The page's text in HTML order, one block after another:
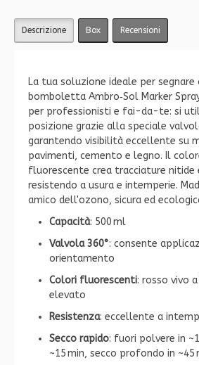
Descrizione Box Recensioni
La tua soluzione ideale per segnare
bomboletta Ambro‑Sol Marker
per professionisti e fai-da-te: si
posizione grazie alla speciale
garantendo visibilità eccellente su
pavimenti, cemento e legno. Il
fluorescente crea tracciature nitide
resistendo a usura e intemperie.
amico dell'ozono, sicura ed
Capacità: 500 ml
Valvola 360°: consente
orientamento
Colori fluorescenti: rosso vivo
elevato
Resistenza: eccellente a
Secco rapido: fuori polvere in
~15 min, secco profondo in ~45